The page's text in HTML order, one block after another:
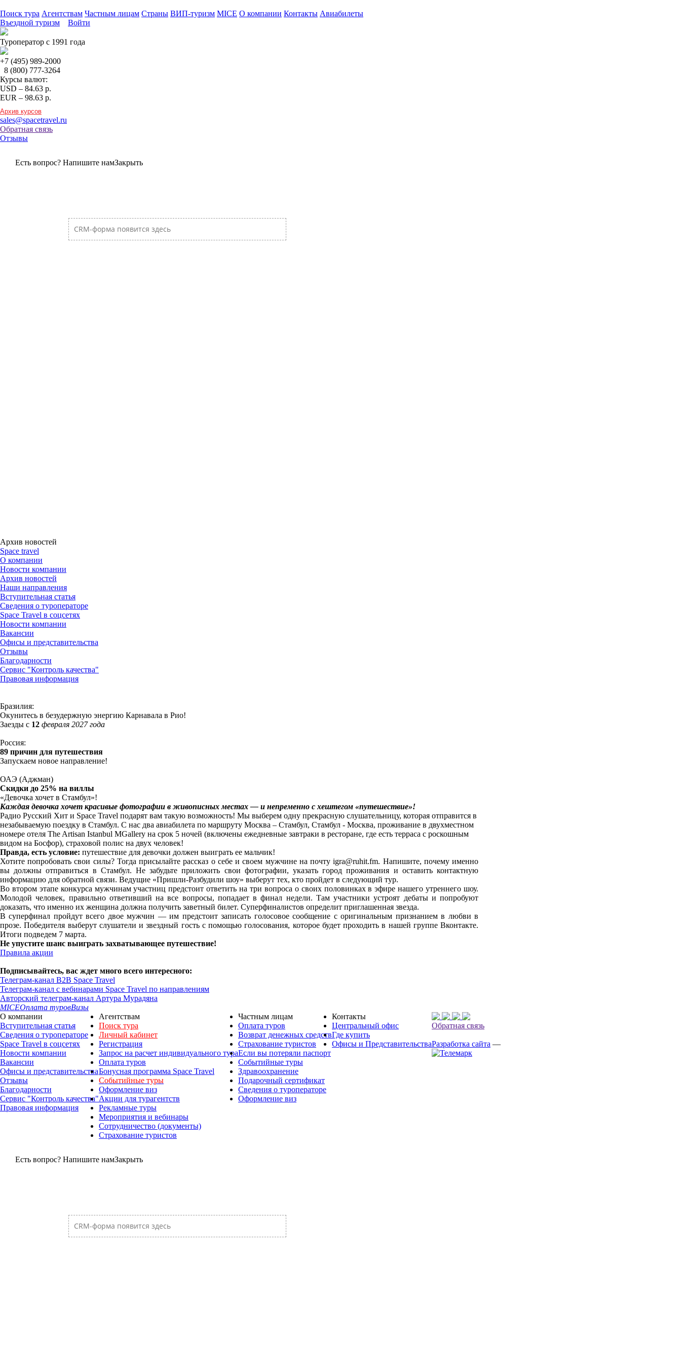
Поиск тура Агентствам Частным лицам Страны ВИП-туризм MICE О компании Контакты Авиабилеты
Въездной туризм
Войти
Туроператор с 1991 года
+7 (495) 989-2000
8 (800) 777-3264
Курсы валют:
USD – 84.63 р.
EUR – 98.63 р.
Архив курсов
sales@spacetravel.ru
Обратная связь
Отзывы
Есть вопрос? Напишите намЗакрыть
Архив новостей
Space travel
О компании
Новости компании
Архив новостей
Наши направления
Вступительная статья
Сведения о туроператоре
Space Travel в соцсетях
Новости компании
Вакансии
Офисы и представительства
Отзывы
Благодарности
Сервис "Контроль качества"
Правовая информация
Бразилия:
Окунитесь в безудержную энергию Карнавала в Рио!
Заезды с 12 февраля 2027 года
Россия:
89 причин для путешествия
Запускаем новое направление!
ОАЭ (Аджман)
Скидки до 25% на виллы
«Девочка хочет в Стамбул»!
Каждая девочка хочет красивые фотографии в живописных местах — и непременно с хештегом «путешествие»!
Радио Русский Хит и Space Travel подарят вам такую возможность! Мы выберем одну прекрасную слушательницу, которая отправится в
незабываемую поездку в Стамбул. С нас два авиабилета по маршруту Москва – Стамбул, Стамбул - Москва, проживание в двухместном
номере отеля The Artisan Istanbul MGallery на срок 5 ночей (включены ежедневные завтраки в ресторане, где есть терраса с роскошным
видом на Босфор), страховой полис на двух человек!
Правда, есть условие: путешествие для девочки должен выиграть ее мальчик!
Хотите попробовать свои силы? Тогда присылайте рассказ о себе и своем мужчине на почту igra@ruhit.fm. Напишите, почему именно
вы должны отправиться в Стамбул. Не забудьте приложить свои фотографии, указать город проживания и оставить контактную
информацию для обратной связи. Ведущие «Пришли-Разбудили шоу» выберут тех, кто пройдет в следующий тур.
Во втором этапе конкурса мужчинам участниц предстоит ответить на три вопроса о своих половинках в эфире нашего утреннего шоу.
Молодой человек, правильно ответивший на все вопросы, попадает в финал недели. Там участники устроят дебаты и попробуют
доказать, что именно их женщина должна получить заветный билет. Суперфиналистов определит приглашенная звезда.
В суперфинал пройдут всего двое мужчин — им предстоит записать голосовое сообщение с оригинальным признанием в любви в
прозе. Победителя выберут слушатели и звездный гость с помощью голосования, которое будет проходить в нашей группе Вконтакте.
Итоги подведем 7 марта.
Не упустите шанс выиграть захватывающее путешествие!
Правила акции
Подписывайтесь, вас ждет много всего интересного:
Телеграм-канал B2B Space Travel
Телеграм-канал с вебинарами Space Travel по направлениям
Авторский телеграм-канал Артура Мурадяна
MICEОплата туровВизы
О компании
Вступительная статья
Сведения о туроператоре
Space Travel в соцсетях
Новости компании
Вакансии
Офисы и представительства
Отзывы
Благодарности
Сервис "Контроль качества"
Правовая информация
Агентствам
Поиск тура
Личный кабинет
Регистрация
Запрос на расчет индивидуального тура
Оплата туров
Бонусная программа Space Travel
Событийные туры
Оформление виз
Акции для турагентств
Рекламные туры
Мероприятия и вебинары
Сотрудничество (документы)
Страхование туристов
Частным лицам
Оплата туров
Возврат денежных средств
Страхование туристов
Если вы потеряли паспорт
Событийные туры
Здравоохранение
Подарочный сертификат
Сведения о туроператоре
Оформление виз
Контакты
Центральный офис
Где купить
Офисы и Представительства
Обратная связь
Разработка сайта —
Есть вопрос? Напишите намЗакрыть